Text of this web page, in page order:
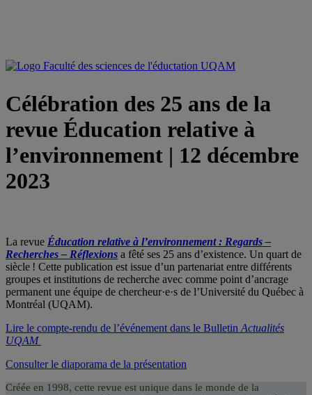
Célébration des 25 ans de la
revue Éducation relative à
l’environnement | 12 décembre
2023
La revue Éducation relative à l’environnement : Regards –
Recherches – Réflexions a fêté ses 25 ans d’existence. Un quart de
siècle ! Cette publication est issue d’un partenariat entre différents
groupes et institutions de recherche avec comme point d’ancrage
permanent une équipe de chercheur·e·s de l’Université du Québec à
Montréal (UQAM).
Lire le compte-rendu de l’événement dans le Bulletin Actualités
UQAM
Consulter le diaporama de la présentation
Créée en 1998, cette revue est unique dans le monde de la